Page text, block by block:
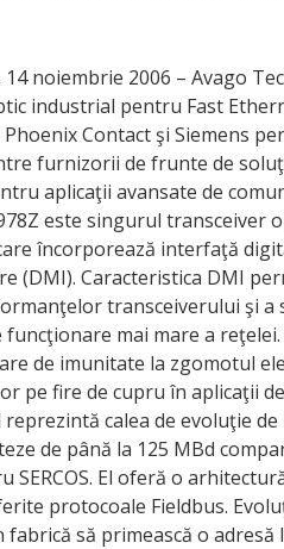
noiembrie 2006 – Avago
industrial pentru Fast
Contact şi Siemens
furnizorii de frunte de
aplicaţii avansate de
este singurul transceiver
încorporează interfaţă
(DMI). Caracteristica DMI
transceiverului şi a
mai mare a reţelei.
de imunitate la zgomotul
pe fire de cupru în aplicaţii
calea de evoluţie
de până la 125 MBd
SERCOS. El oferă o
protocoale Fieldbus.
să primească o adresă